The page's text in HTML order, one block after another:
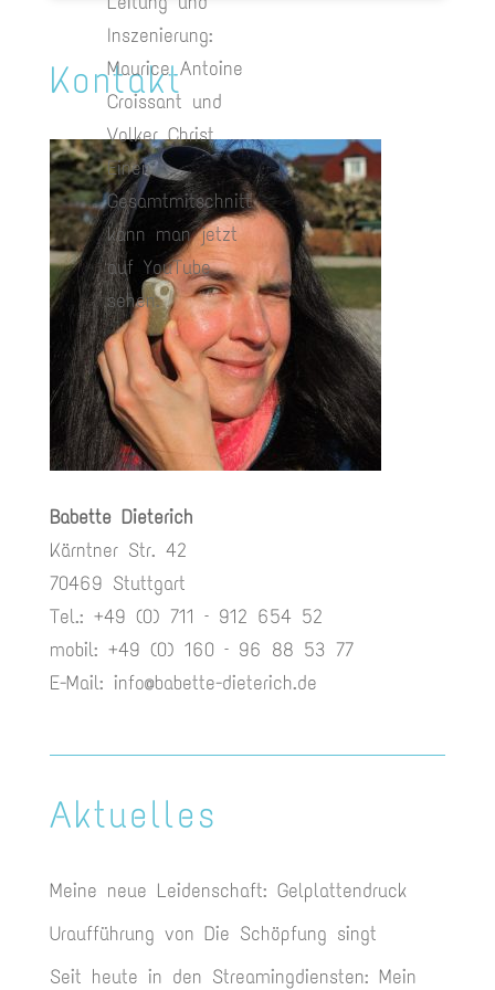
Inszenierung:
Maurice Antoine
Croissant und
Volker Christ
Einen
Gesamtmitschnitt
kann man jetzt
auf YouTube
sehen.
Kontakt
Babette Dieterich
Kärntner Str. 42
70469 Stuttgart
Tel.: +49 (0) 711 – 912 654 52
mobil: +49 (0) 160 – 96 88 53 77
E-Mail: info@babette-dieterich.de
Aktuelles
Meine neue Leidenschaft: Gelplattendruck
Uraufführung von Die Schöpfung singt
Seit heute in den Streamingdiensten: Mein